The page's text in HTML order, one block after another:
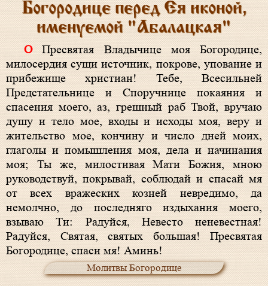
Богородице перед Ея иконой,
именуемой "Абалацкая"
О Пресвятая Владычице моя Богородице,
милосердия сущи источник, покрове, упование и
прибежище христиан! Тебе, Всесильней
Предстательнице и Споручнице покаяния и
спасения моего, аз, грешный раб Твой, вручаю
душу и тело мое, входы и исходы моя, веру и
жительство мое, кончину и число дней моих,
глаголы и помышления моя, дела и начинания
моя; Ты же, милостивая Мати Божия, мною
руководствуй, покрывай, соблюдай и спасай мя
от всех вражеских козней невредимо, да
немолчно, до последняго издыхания моего,
взываю Ти: Радуйся, Невесто неневестная!
Радуйся, Святая, святых большая! Пресвятая
Богородице, спаси мя! Аминь!
Молитвы Богородице